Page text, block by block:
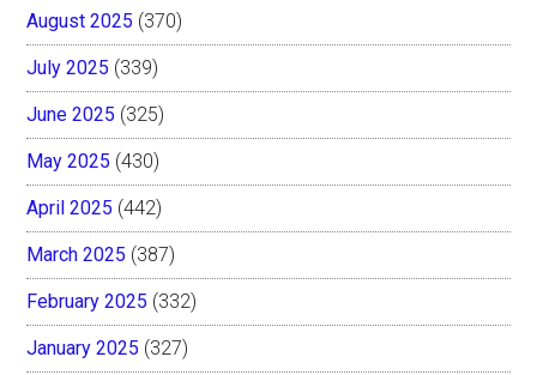
August 2025 (370)
July 2025 (339)
June 2025 (325)
May 2025 (430)
April 2025 (442)
March 2025 (387)
February 2025 (332)
January 2025 (327)